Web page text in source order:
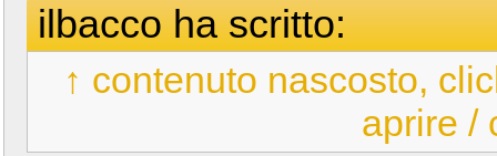
ilbacco ha scritto:
↑ contenuto nascosto,
aprire /